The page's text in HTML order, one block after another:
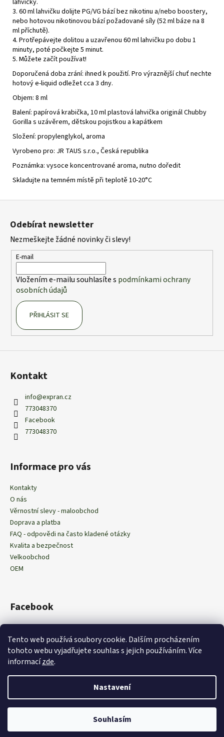
Tento web používá soubory cookie. Dalším procházením
tohoto webu vyjadřujete souhlas s jejich používáním. Více
informacízde.
Nastavení
Souhlasím
3. 60 ml lahvičku dolijte PG/VG bází bez nikotinu a/nebo boostery,
nebo hotovou nikotinovou bází požadované síly (52 ml báze na 8
ml příchutě).
4. Protřepávejte dolitou a uzavřenou 60 ml lahvičku po dobu 1
minuty, poté počkejte 5 minut.
5. Můžete začít používat!
Doporučená doba zrání: ihned k použití. Pro výraznější chuť nechte
hotový e-liquid odležet cca 3 dny.
Objem: 8 ml
Balení: papírová krabička, 10 ml plastová lahvička originál Chubby
Gorilla s uzávěrem, dětskou pojistkou a kapátkem
Složení: propylenglykol, aroma
Vyrobeno pro: JR TAUS s.r.o., Česká republika
Poznámka: vysoce koncentrované aroma, nutno doředit
Skladujte na temném místě při teplotě 10-20°C
Z
Odebírat newsletter
Nezmeškejte žádné novinky či slevy!
E-mail
Vložením e-mailu souhlasíte s podmínkami ochrany
osobních údajů
PŘIHLÁSIT SE
Kontakt
info@expran.cz
773048370
Facebook
773048370
Informace pro vás
Kontakty
O nás
Věrnostní slevy - maloobchod
Doprava a platba
FAQ - odpovědi na často kladené otázky
Kvalita a bezpečnost
Velkoobchod
OEM
Facebook
Obchodní podmínky
Copyright 2026EXPRAN CZ. Všechna práva vyhrazena.Upravit
nastavení cookies